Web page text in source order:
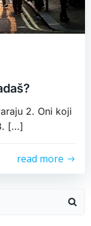
2. Oni koji
[…]
read more